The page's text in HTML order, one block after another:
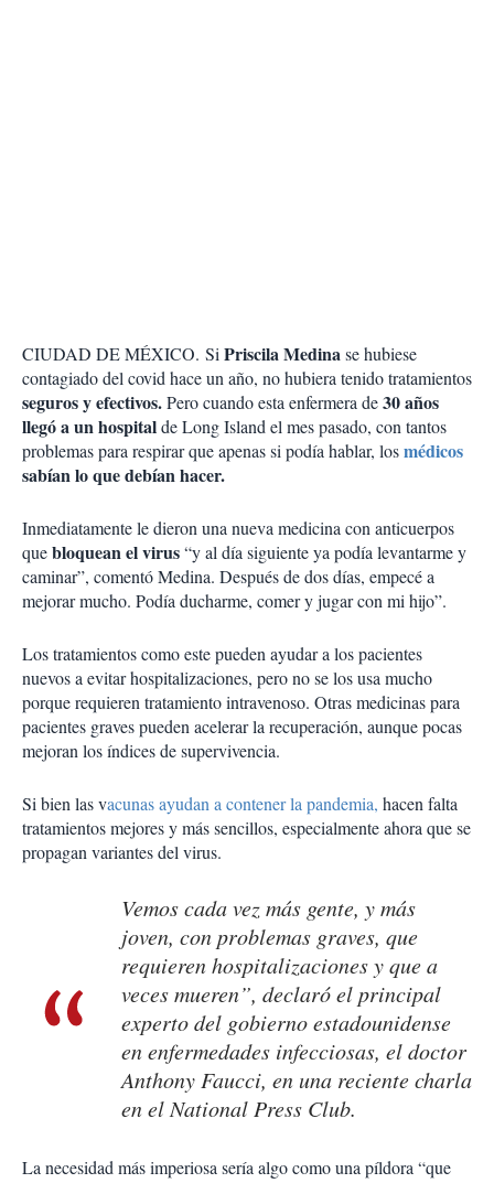
CIUDAD DE MÉXICO. SiPriscila Medinase hubiese
contagiado del covid hace un año, no hubiera tenido tratamientos
seguros y efectivos.Pero cuando esta enfermera de30 años
llegó a un hospitalde Long Island el mes pasado, con tantos
problemas para respirar que apenas si podía hablar, losmédicos
sabían lo que debían hacer.
Inmediatamente le dieron una nueva medicina con anticuerpos
quebloquean el virus“y al día siguiente ya podía levantarme y
caminar”, comentó Medina. Después de dos días, empecé a
mejorar mucho. Podía ducharme, comer y jugar con mi hijo”.
Los tratamientos como este pueden ayudar a los pacientes
nuevos a evitar hospitalizaciones, pero no se los usa mucho
porque requieren tratamiento intravenoso. Otras medicinas para
pacientes graves pueden acelerar la recuperación, aunque pocas
mejoran los índices de supervivencia.
Si bien las vacunas ayudan a contener la pandemia, hacen falta
tratamientos mejores y más sencillos, especialmente ahora que se
propagan variantes del virus.
Vemos cada vez más gente, y más
joven, con problemas graves, que
requieren hospitalizaciones y que a
veces mueren”, declaró el principal
experto del gobierno estadounidense
en enfermedades infecciosas, el doctor
Anthony Faucci, en una reciente charla
en el National Press Club.
La necesidad más imperiosa sería algo como una píldora “que